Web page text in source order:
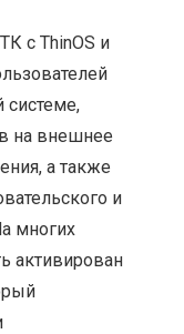
с ThinOS и
системе,
на внешнее
а также
и
многих
активирован